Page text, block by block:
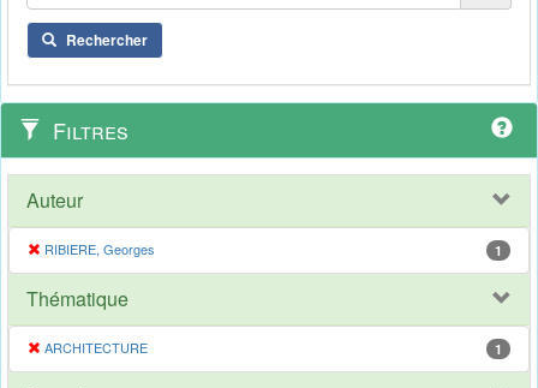
Rechercher
Filtres
Auteur
RIBIERE, Georges 1
Thématique
ARCHITECTURE 1